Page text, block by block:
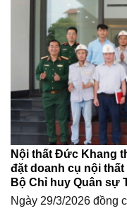
Nội thất Đức Khang
đặt doanh cụ nội
Bộ Chỉ huy Quân sự
Ngày 29/3/2026 đồng